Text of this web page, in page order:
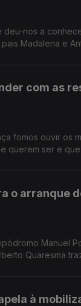
deu-nos a
Madalena e
com as
fomos ouvir os
querem ser e
o arranque
Manuel
Quaresma
à